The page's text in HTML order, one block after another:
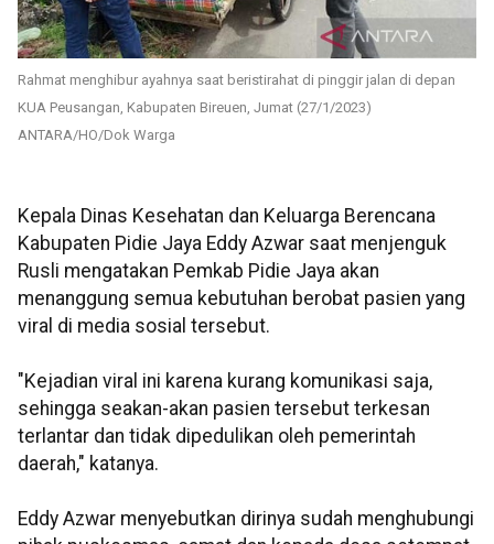
Rahmat menghibur ayahnya saat beristirahat di pinggir jalan di depan
KUA Peusangan, Kabupaten Bireuen, Jumat (27/1/2023)
ANTARA/HO/Dok Warga
Kepala Dinas Kesehatan dan Keluarga Berencana
Kabupaten Pidie Jaya Eddy Azwar saat menjenguk
Rusli mengatakan Pemkab Pidie Jaya akan
menanggung semua kebutuhan berobat pasien yang
viral di media sosial tersebut.
"Kejadian viral ini karena kurang komunikasi saja,
sehingga seakan-akan pasien tersebut terkesan
terlantar dan tidak dipedulikan oleh pemerintah
daerah," katanya.
Eddy Azwar menyebutkan dirinya sudah menghubungi